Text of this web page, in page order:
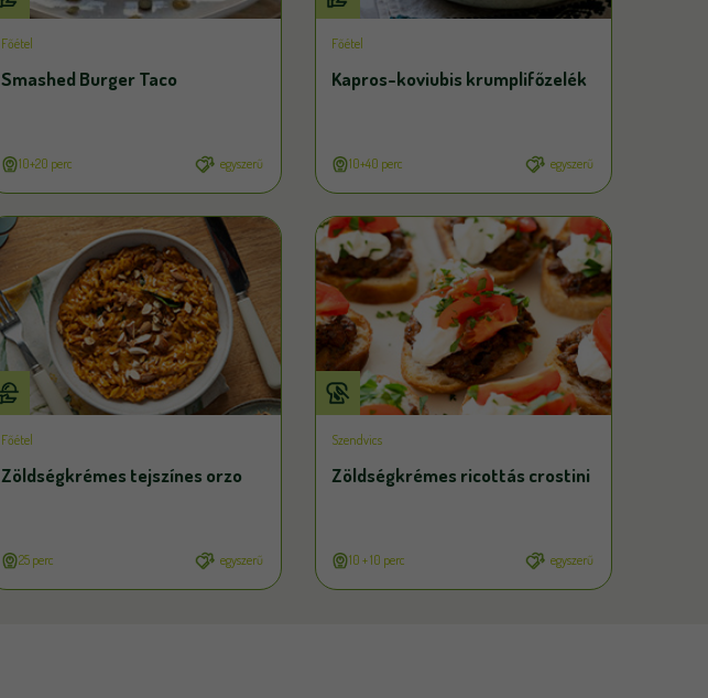
Főétel
Smashed Burger Taco
10+20 perc egyszerű
Főétel
Kapros-koviubis krumplifőzelék
10+40 perc egyszerű
Főétel
Zöldségkrémes tejszínes orzo
25 perc egyszerű
Szendvics
Zöldségkrémes ricottás crostini
10 + 10 perc egyszerű